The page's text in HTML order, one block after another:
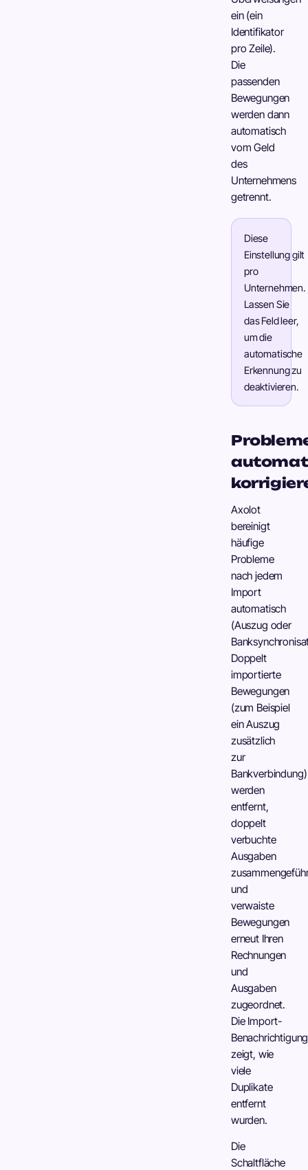
ein (ein
Identifikator
pro Zeile).
Die
passenden
Bewegungen
werden dann
automatisch
vom Geld
des
Unternehmens
getrennt.
Diese
Einstellung gilt
pro
Unternehmen.
Lassen Sie
das Feld leer,
um die
automatische
Erkennung zu
deaktivieren.
Axolot
bereinigt
häufige
Probleme
nach jedem
Import
automatisch
(Auszug oder
Doppelt
importierte
Bewegungen
(zum Beispiel
ein Auszug
zusätzlich
zur
Bankverbindung)
werden
entfernt,
doppelt
verbuchte
Ausgaben
und
verwaiste
Bewegungen
erneut Ihren
Rechnungen
und
Ausgaben
zugeordnet.
Die Import-
Benachrichtigung
zeigt, wie
viele
Duplikate
entfernt
wurden.
Die
Schaltfläche